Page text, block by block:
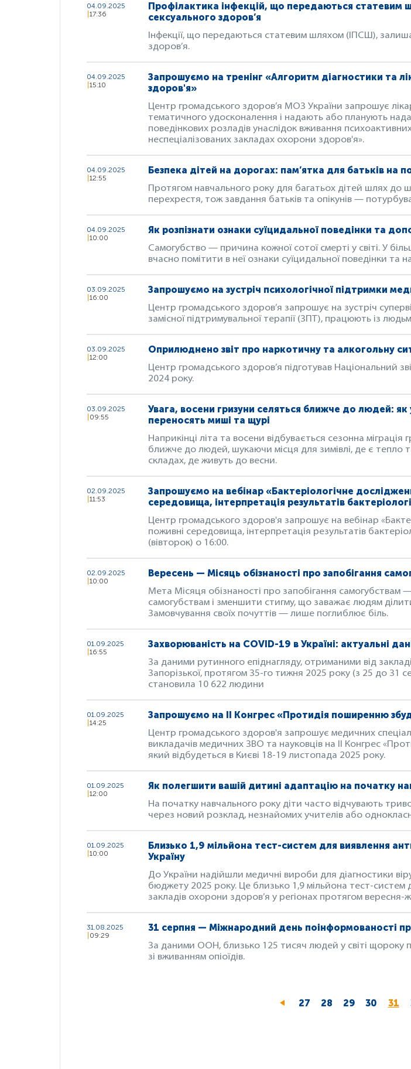
04.09.2025
17:36
Профілактика інфекцій, що передаються
сексуального здоров’я
Інфекції, що передаються статевим шляхом (ІПСШ),
здоров’я.
04.09.2025
15:10
Запрошуємо на тренінг «Алгоритм діагностики та
здоров'я»
Центр громадського здоров’я МОЗ України запрошує
тематичного удосконалення і надають або планують
поведінкових розладів унаслідок вживання
неспеціалізованих закладах охорони здоров'я».
04.09.2025
12:55
Безпека дітей на дорогах: пам’ятка для батьків на
Протягом навчального року для багатьох дітей шлях
перехрестя, тож завдання батьків та опікунів —
04.09.2025
10:00
Як розпізнати ознаки суїцидальної поведінки та
Самогубство — причина кожної сотої смерті у світі. У
вчасно помітити в неї ознаки суїцидальної поведінки
03.09.2025
16:00
Запрошуємо на зустріч психологічної підтримки
Центр громадського здоров’я запрошує на зустріч
замісної підтримувальної терапії (ЗПТ), працюють із
03.09.2025
12:00
Оприлюднено звіт про наркотичну та алкогольну
Центр громадського здоров’я підготував Національний
2024 року.
03.09.2025
09:55
Увага, восени гризуни селяться ближче до людей: як
переносять миші та щурі
Наприкінці літа та восени відбувається сезонна
ближче до людей, шукаючи місця для зимівлі, де є тепло
складах, де живуть до весни.
02.09.2025
11:53
Запрошуємо на вебінар «Бактеріологічне
середовища, інтерпретація результатів
Центр громадського здоров'я запрошує на вебінар
поживні середовища, інтерпретація результатів
(вівторок) о 16:00.
02.09.2025
10:00
Вересень — Місяць обізнаності про запобігання
Мета Місяця обізнаності про запобігання
самогубствам і зменшити стигму, що заважає людям
Замовчування своїх почуттів — лише поглиблює біль.
01.09.2025
16:55
Захворюваність на COVID-19 в Україні: актуальні
За даними рутинного епіднагляду, отриманими від
Запорізької, протягом 35-го тижня 2025 року (з 25 до 31
становила 10 622 людини
01.09.2025
14:25
Запрошуємо на II Конгрес «Протидія поширенню
Центр громадського здоров'я запрошує медичних
викладачів медичних ЗВО та науковців на II Конгрес
який відбудеться в Києві 18-19 листопада 2025 року.
01.09.2025
12:00
Як полегшити вашій дитині адаптацію на початку
На початку навчального року діти часто відчувають
через новий розклад, незнайомих учителів або
01.09.2025
10:00
Близько 1,9 мільйона тест-систем для виявлення
Україну
До України надійшли медичні вироби для діагностики
бюджету 2025 року. Це близько 1,9 мільйона тест-систем
закладів охорони здоров’я у регіонах протягом вересня-
31.08.2025
09:29
31 серпня — Міжнародний день поінформованості
За даними ООН, близько 125 тисяч людей у світі щороку
зі вживанням опіоїдів.
Page
27 Page
28 Page
29 Page
30 31